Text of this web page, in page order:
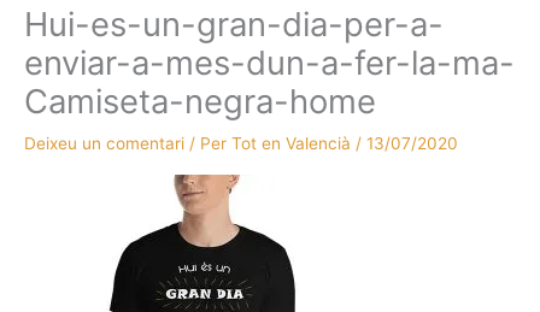
Hui-es-un-gran-dia-per-a-
enviar-a-mes-dun-a-fer-la-ma-
Camiseta-negra-home
Deixeu un comentari / Per Tot en Valencià / 13/07/2020